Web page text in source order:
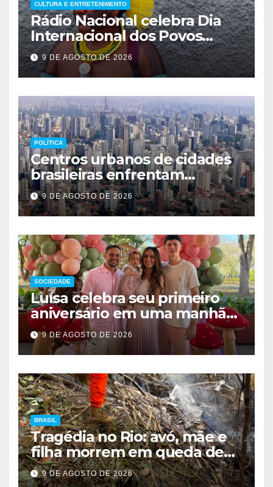
CULTURA E ENTRETENIMENTO
Rádio Nacional celebra Dia
Internacional dos Povos
Indígenas
9 DE AGOSTO DE 2026
POLÍTICA
Centros urbanos de cidades
brasileiras enfrentam
esvaziamento e insegurança
9 DE AGOSTO DE 2026
SOCIEDADE
Luísa celebra seu primeiro
aniversário em uma manhã
de encanto, elegância e
muito afeto
9 DE AGOSTO DE 2026
BRASIL
Tragédia no Rio: avó, mãe e
filha morrem em queda de
helicóptero
9 DE AGOSTO DE 2026